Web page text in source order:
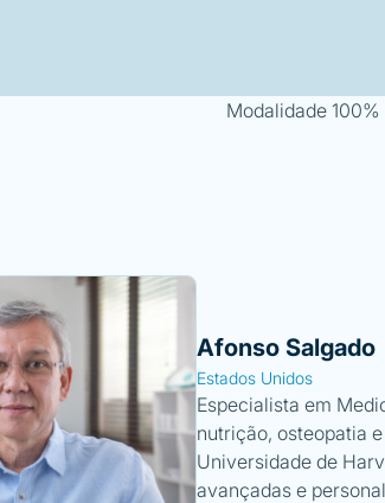
Modalidade
Afonso Salgado
Estados Unidos
Especialista em
nutrição, osteopatia
Universidade de
avançadas e